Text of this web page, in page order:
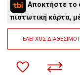
4άτοκες
3άτοκες
2άτοκες
Αποκτήστε το
πιστωτική κάρτα,
ΈΛΕΓΧΟΣ